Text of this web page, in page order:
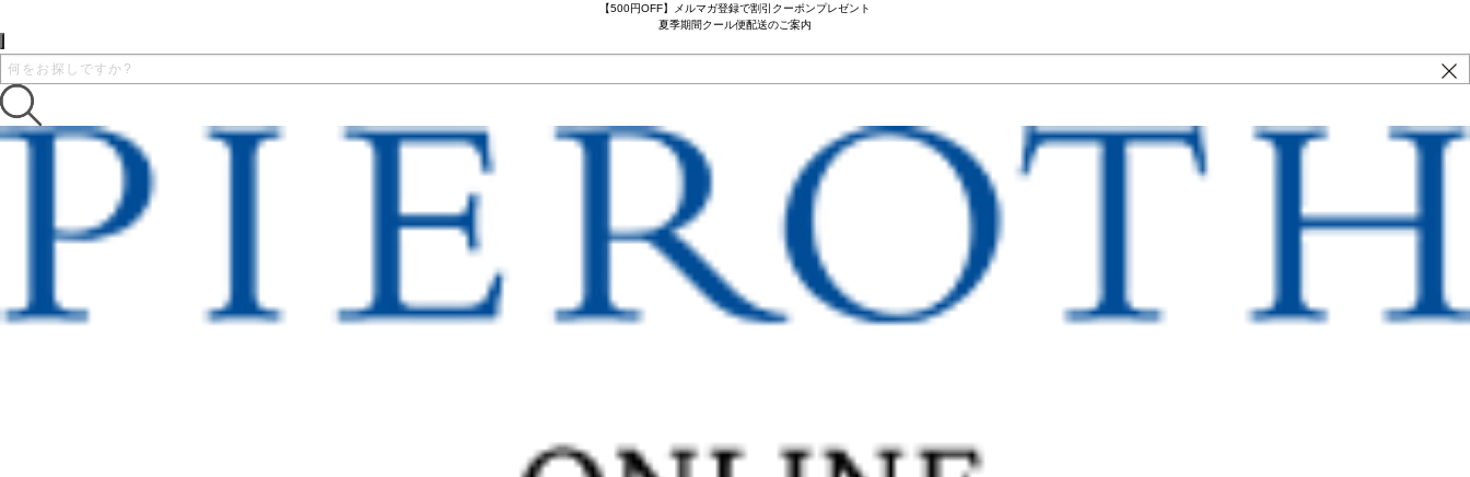
【500円OFF】メルマガ登録で割引クーポンプレゼント
夏季期間クール便配送のご案内